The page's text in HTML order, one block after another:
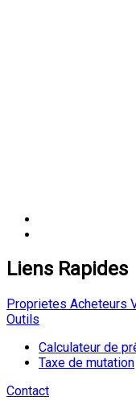
Liens Rapides
Proprietes Acheteurs
Outils
Calculateur de
Taxe de mutation
Contact